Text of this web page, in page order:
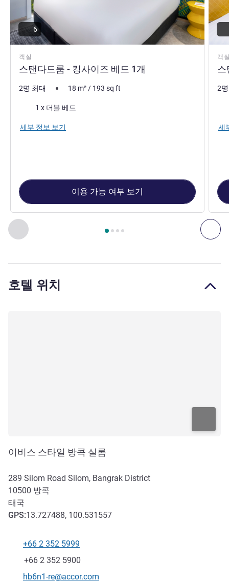
이전 - 객실 다
4 페이지 , 객실 1 : 스탠다드룸 - 킹사이즈 베드 1개 , 객실 2
객실
스탠다드룸 - 킹사이즈 베드 1개
6
2명 최대 18 m²/ 193 sq ft
1 x 더블 베드
세부 정보 보기
이용 가능 여부 보기
객
스
2
세
호텔 위치
이비스 스타일 방콕 실롬
289 Silom Road Silom, Bangrak District
10500 방콕
태국
GPS:13.727488, 100.531557
전화
+66 2 352 5999
팩스
+66 2 352 5900
E-mail
hb6n1-re@accor.com